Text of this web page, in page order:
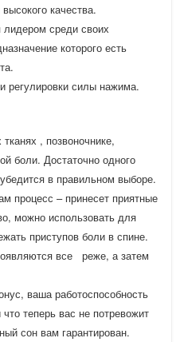
качества.
лидером среди своих
которого есть
регулировки силы нажима.
, позвоночнике,
боли. Достаточно одного
в правильном выборе.
процесс – принесет приятные
можно использовать для
приступов боли в спине.
все реже, а затем
ваша работоспособность
теперь вас не потревожит
сон вам гарантирован.